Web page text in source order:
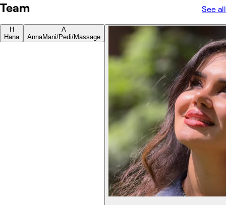
Team See all
H
Hana
A
AnnaMani/Pedi/Massage